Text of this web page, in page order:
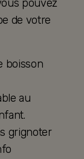
pouvez
de votre
boisson
au
grignoter